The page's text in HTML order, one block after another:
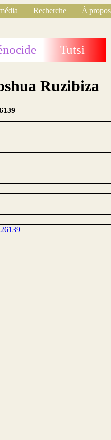
Recherche
À propos
Tutsi
Ruzibiza